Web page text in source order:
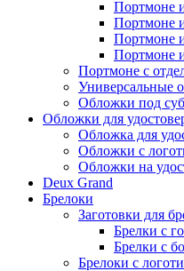
Портмоне
Портмоне
Портмоне
Портмоне
Портмоне с
Универсальные
Обложки под
Обложки для
Обложка для
Обложки с
Обложки на
Deux Grand
Брелоки
Заготовки для
Брелки с
Брелки с
Брелоки с